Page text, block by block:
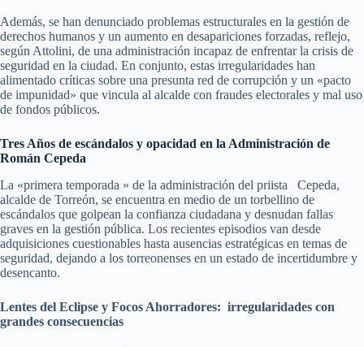
Además, se han denunciado problemas estructurales en la gestión de
derechos humanos y un aumento en desapariciones forzadas, reflejo,
según Attolini, de una administración incapaz de enfrentar la crisis de
seguridad en la ciudad. En conjunto, estas irregularidades han
alimentado críticas sobre una presunta red de corrupción y un «pacto
de impunidad» que vincula al alcalde con fraudes electorales y mal uso
de fondos públicos.
Tres Años de escándalos y opacidad en la Administración de
Román Cepeda
La «primera temporada » de la administración del priista Cepeda,
alcalde de Torreón, se encuentra en medio de un torbellino de
escándalos que golpean la confianza ciudadana y desnudan fallas
graves en la gestión pública. Los recientes episodios van desde
adquisiciones cuestionables hasta ausencias estratégicas en temas de
seguridad, dejando a los torreonenses en un estado de incertidumbre y
desencanto.
Lentes del Eclipse y Focos Ahorradores: irregularidades con
grandes consecuencias